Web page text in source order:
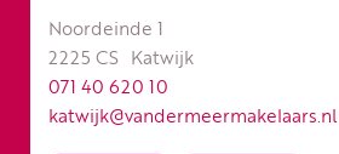
Noordeinde 1
2225 CS Katwijk
071 40 620 10
katwijk@vandermeermakelaars.nl